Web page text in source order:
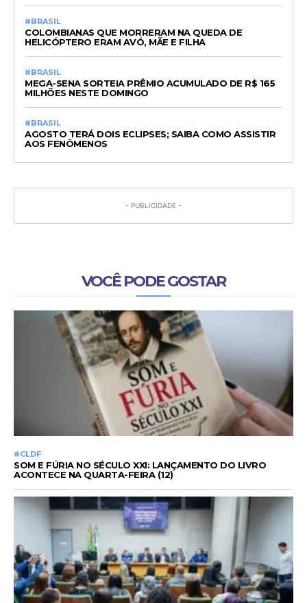
#BRASIL
COLOMBIANAS QUE MORRERAM NA QUEDA DE
HELICÓPTERO ERAM AVÓ, MÃE E FILHA
#BRASIL
MEGA-SENA SORTEIA PRÊMIO ACUMULADO DE R$ 165
MILHÕES NESTE DOMINGO
#BRASIL
AGOSTO TERÁ DOIS ECLIPSES; SAIBA COMO ASSISTIR
AOS FENÔMENOS
- PUBLICIDADE -
VOCÊ PODE GOSTAR
#CLDF
SOM E FÚRIA NO SÉCULO XXI: LANÇAMENTO DO LIVRO
ACONTECE NA QUARTA-FEIRA (12)